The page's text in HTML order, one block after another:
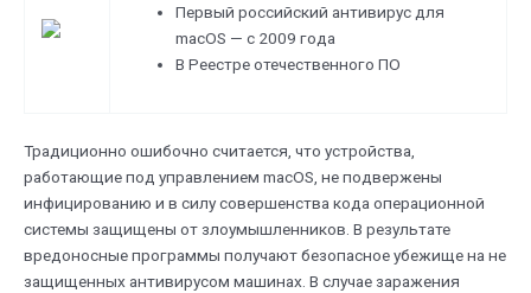
Первый российский антивирус для
macOS — с 2009 года
В Реестре отечественного ПО
Традиционно ошибочно считается, что устройства,
работающие под управлением macOS, не подвержены
инфицированию и в силу совершенства кода операционной
системы защищены от злоумышленников. В результате
вредоносные программы получают безопасное убежище на не
защищенных антивирусом машинах. В случае заражения